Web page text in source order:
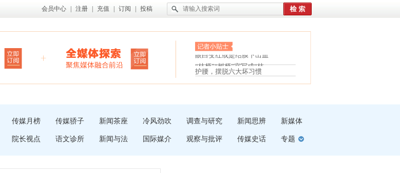
会员中心 注册 充值 订阅 投稿
眼白变红或是结膜下出血
“枝桠”“树桠”宜写成“枝...
夏天缓解疲劳有三招
护腰，摆脱六大坏习惯
受伤了冰敷还是热敷
传媒月榜 传媒骄子 新闻茶座 冷风劲吹 调查与研究 新闻思辨 新媒体
院长视点 语文诊所 新闻与法 国际媒介 观察与批评 传媒史话 专题